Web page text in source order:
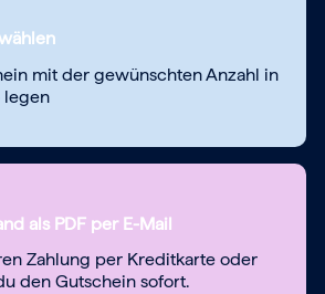
mit der gewünschten Anzahl in
legen
als PDF per E-Mail
Zahlung per Kreditkarte oder
den Gutschein sofort.